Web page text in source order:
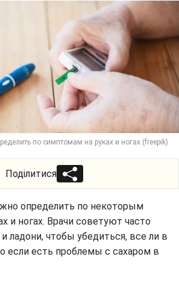
по симптомам на руках и ногах (freepik)
Поділитися
определить по некоторым
и ногах. Врачи советуют часто
ладони, чтобы убедиться, все ли в
если есть проблемы с сахаром в